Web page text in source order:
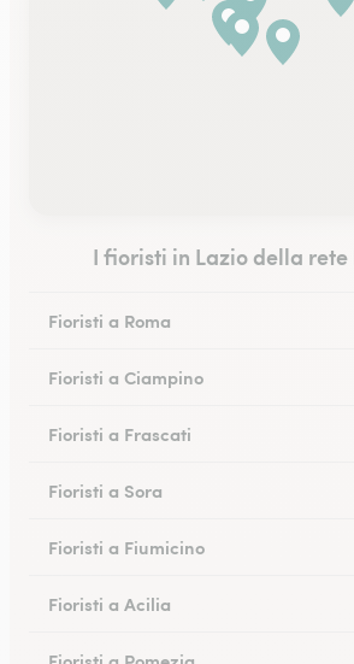
I fioristi in Lazio della
Fioristi a Roma
Fioristi a Ciampino
Fioristi a Frascati
Fioristi a Sora
Fioristi a Fiumicino
Fioristi a Acilia